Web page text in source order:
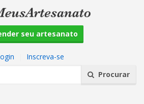
seu artesanato
Inscreva-se
Procurar